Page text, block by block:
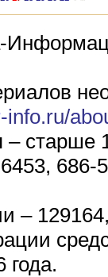
info.ru/
– старше
686-
–
года.